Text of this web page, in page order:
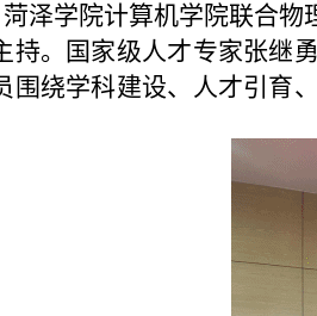
菏泽学院计算机学院联合物
。
国家级人才专家张继勇
围绕学科建设、 人才引育